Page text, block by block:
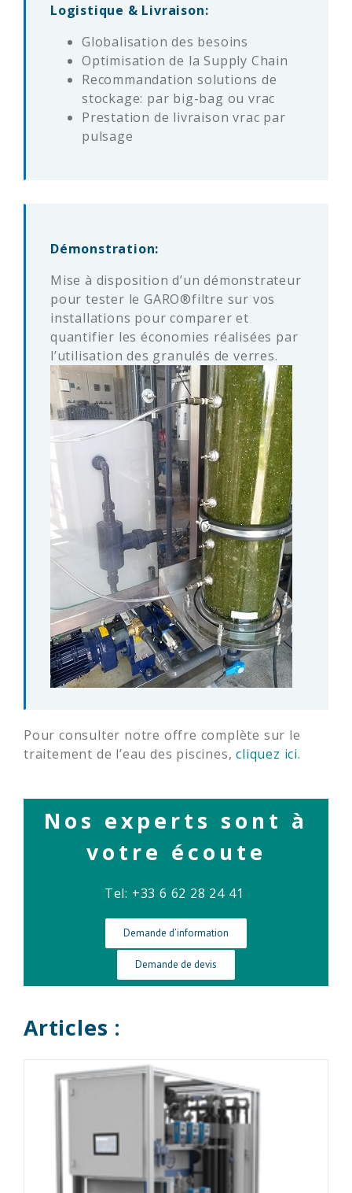
Logistique & Livraison:
Globalisation des besoins
Optimisation de la Supply Chain
Recommandation solutions de
stockage: par big-bag ou vrac
Prestation de livraison vrac par
pulsage
Démonstration:
Mise à disposition d’un démonstrateur
pour tester le GARO®filtre sur vos
installations pour comparer et
quantifier les économies réalisées par
l’utilisation des granulés de verres.
Pour consulter notre offre complète sur le
traitement de l’eau des piscines,cliquez ici.
Nos experts sont à
votre écoute
Tel: +33 6 62 28 24 41
Demande d’information
Demande de devis
Articles :